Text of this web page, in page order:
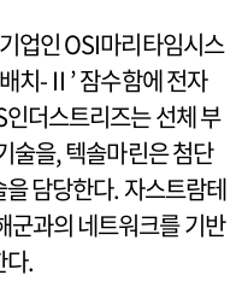
업인 OSI마리타임시스
치-Ⅱ’ 잠수함에 전자
더스트리즈는 선체 부
술을, 텍솔마린은 첨단
담당한다. 자스트람테
군과의 네트워크를 기반
다.